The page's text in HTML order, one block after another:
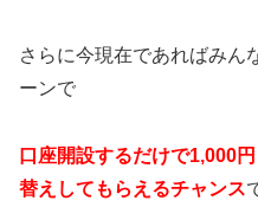
さらに今現在であればみん
ーンで
口座開設するだけで1,000
替えしてもらえるチャンス